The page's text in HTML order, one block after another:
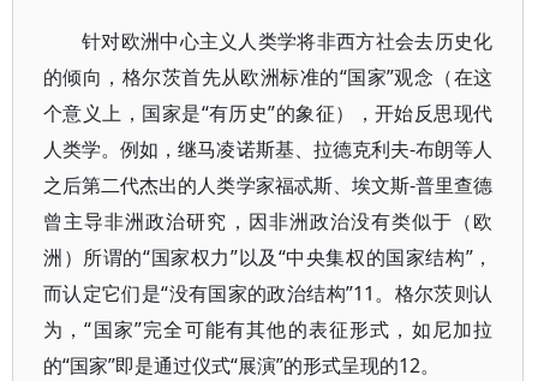
针对欧洲中心主义人类学将非西方社会去历史化
的倾向，格尔茨首先从欧洲标准的“国家”观念（在这
个意义上，国家是“有历史”的象征），开始反思现代
人类学。例如，继马凌诺斯基、拉德克利夫-布朗等人
之后第二代杰出的人类学家福忒斯、埃文斯-普里查德
曾主导非洲政治研究，因非洲政治没有类似于（欧
洲）所谓的“国家权力”以及“中央集权的国家结构”，
而认定它们是“没有国家的政治结构”11。格尔茨则认
为，“国家”完全可能有其他的表征形式，如尼加拉
的“国家”即是通过仪式“展演”的形式呈现的12。